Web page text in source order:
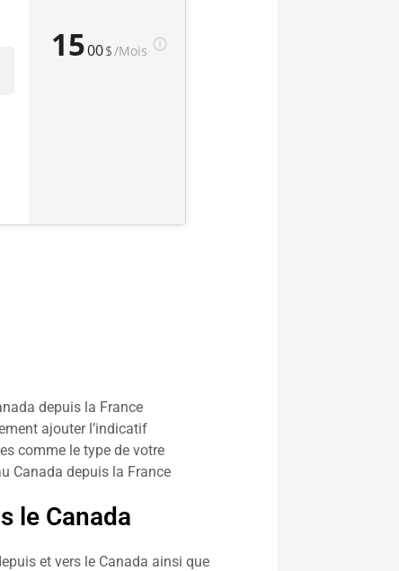
depuis la France
ajouter l’indicatif
comme le type de votre
Canada depuis la France
le Canada
et vers le Canada ainsi que